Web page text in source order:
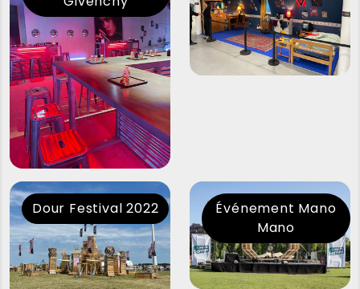
Dour Festival 2022
Événement Mano
Mano